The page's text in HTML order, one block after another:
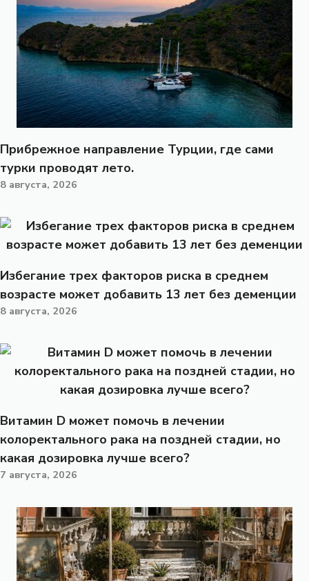
Прибрежное направление Турции, где сами
турки проводят лето.
8 августа, 2026
Избегание трех факторов риска в среднем
возрасте может добавить 13 лет без деменции
8 августа, 2026
Витамин D может помочь в лечении
колоректального рака на поздней стадии, но
какая дозировка лучше всего?
7 августа, 2026